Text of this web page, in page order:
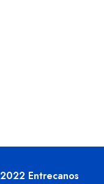
Entrecanos